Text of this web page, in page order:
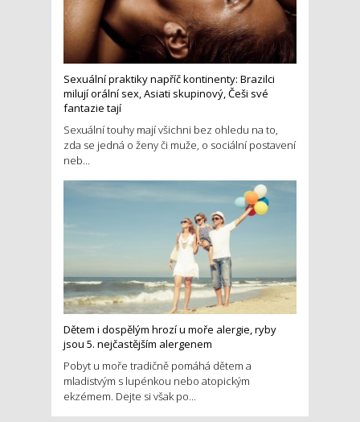
Sexuální praktiky napříč kontinenty: Brazilci
milují orální sex, Asiati skupinový, Češi své
fantazie tají
Sexuální touhy mají všichni bez ohledu na to,
zda se jedná o ženy či muže, o sociální postavení
neb...
Dětem i dospělým hrozí u moře alergie, ryby
jsou 5. nejčastějším alergenem
Pobyt u moře tradičně pomáhá dětem a
mladistvým s lupénkou nebo atopickým
ekzémem. Dejte si však po...